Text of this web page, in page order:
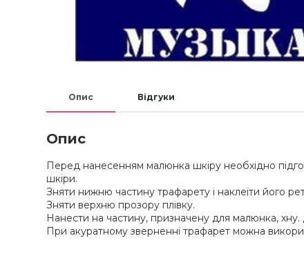
Опис Відгуки
Опис
Перед нанесенням малюнка шкіру необхідно
шкіри.
Зняти нижню частину трафарету і наклеїти його
Зняти верхню прозору плівку.
Нанести на частину, призначену для малюнка,
При акуратному зверненні трафарет можна